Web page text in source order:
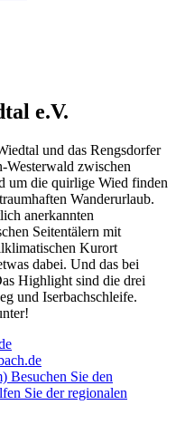
e.V.
und das Rengsdorfer
zwischen
um die quirlige Wied finden
Wanderurlaub.
anerkannten
Seitentälern mit
Kurort
dabei. Und das bei
Highlight sind die drei
und Iserbachschleife.
Besuchen Sie den
Sie der regionalen